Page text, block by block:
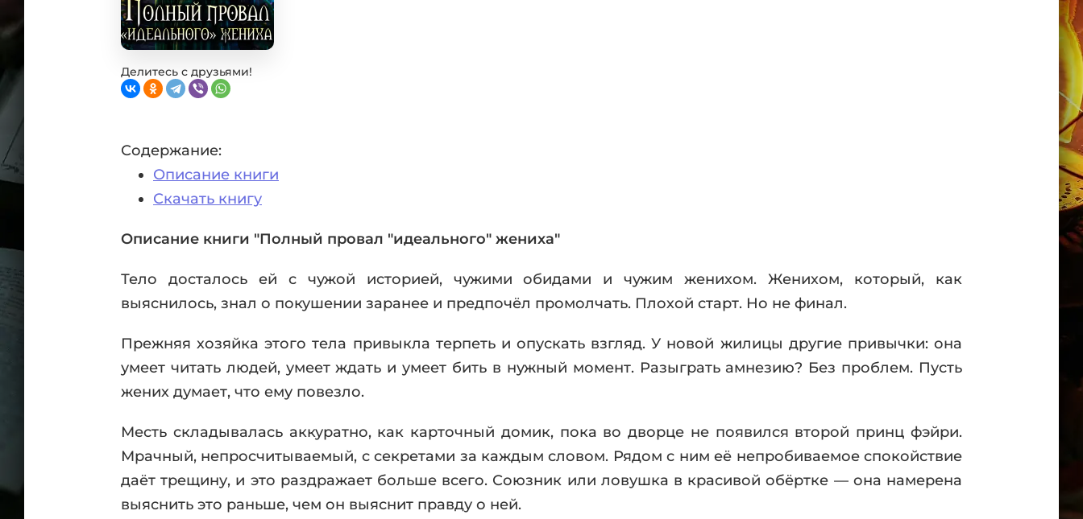
Делитесь с друзьями!
Содержание:
Описание книги
Скачать книгу
Описание книги "Полный провал "идеального" жениха"
Тело досталось ей с чужой историей, чужими обидами и чужим женихом. Женихом, который, как
выяснилось, знал о покушении заранее и предпочёл промолчать. Плохой старт. Но не финал.
Прежняя хозяйка этого тела привыкла терпеть и опускать взгляд. У новой жилицы другие привычки: она
умеет читать людей, умеет ждать и умеет бить в нужный момент. Разыграть амнезию? Без проблем. Пусть
жених думает, что ему повезло.
Месть складывалась аккуратно, как карточный домик, пока во дворце не появился второй принц фэйри.
Мрачный, непросчитываемый, с секретами за каждым словом. Рядом с ним её непробиваемое спокойствие
даёт трещину, и это раздражает больше всего. Союзник или ловушка в красивой обёртке — она намерена
выяснить это раньше, чем он выяснит правду о ней.